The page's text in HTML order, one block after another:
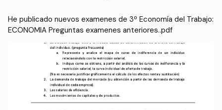
He publicado nuevos examenes de 3º Economía del Trabajo:
ECONOMIA Preguntas examenes anteriores..pdf